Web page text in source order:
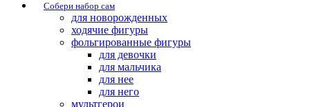
Собери набор сам
для новорожденных
ходячие фигуры
фольгированные фигуры
для девочки
для мальчика
для нее
для него
мультгерои